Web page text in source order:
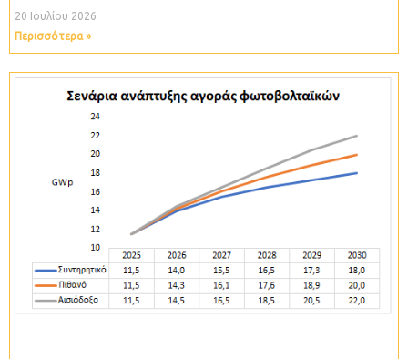
20 Ιουλίου 2026
Περισσότερα »